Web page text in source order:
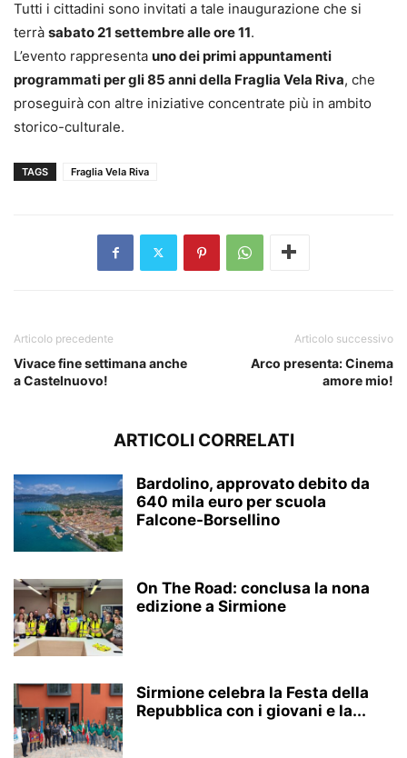
Tutti i cittadini sono invitati a tale inaugurazione che si
terrà sabato 21 settembre alle ore 11.
L’evento rappresenta uno dei primi appuntamenti
programmati per gli 85 anni della Fraglia Vela Riva, che
proseguirà con altre iniziative concentrate più in ambito
storico-culturale.
TAGS Fraglia Vela Riva
Articolo precedente
Vivace fine settimana anche
a Castelnuovo!
Articolo successivo
Arco presenta: Cinema
amore mio!
ARTICOLI CORRELATI
Bardolino, approvato debito da
640 mila euro per scuola
Falcone-Borsellino
On The Road: conclusa la nona
edizione a Sirmione
Sirmione celebra la Festa della
Repubblica con i giovani e la...